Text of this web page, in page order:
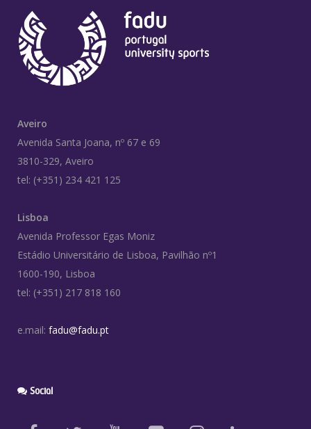
Aveiro
Avenida Santa Joana, nº 67 e 69
3810-329, Aveiro
tel: (+351) 234 421 125
Lisboa
Avenida Professor Egas Moniz
Estádio Universitário de Lisboa, Pavilhão nº1
1600-190, Lisboa
tel: (+351) 217 818 160
e.mail: fadu@fadu.pt
Social